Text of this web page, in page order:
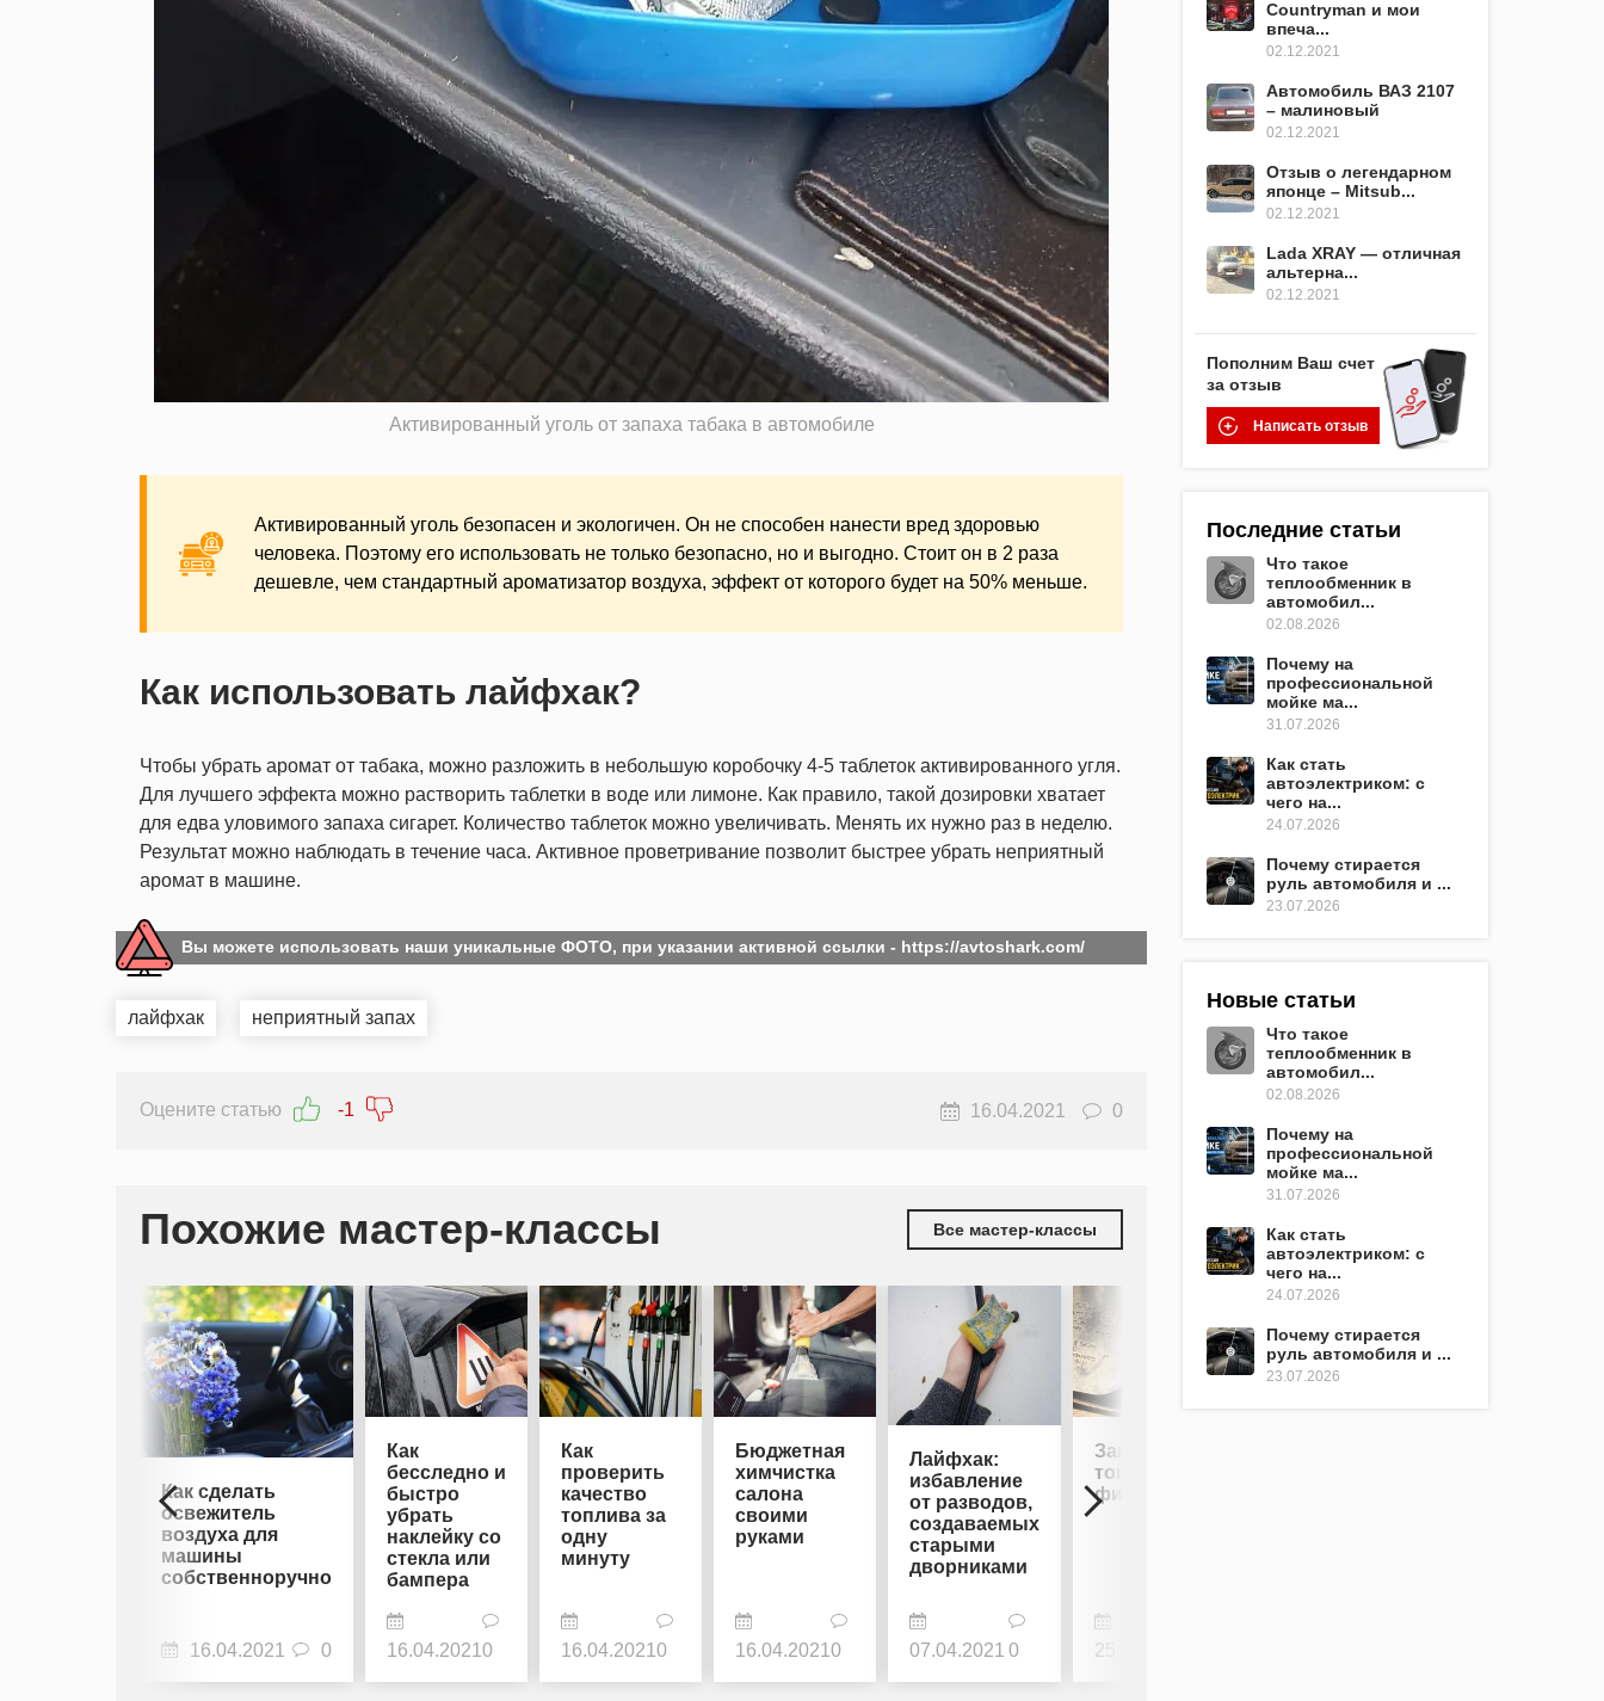
Активированный уголь от запаха табака в автомобиле
Активированный уголь безопасен и экологичен. Он не способен нанести вред здоровью
человека. Поэтому его использовать не только безопасно, но и выгодно. Стоит он в 2 раза
дешевле, чем стандартный ароматизатор воздуха, эффект от которого будет на 50% меньше.
Как использовать лайфхак?
Чтобы убрать аромат от табака, можно разложить в небольшую коробочку 4-5 таблеток активированного угля.
Для лучшего эффекта можно растворить таблетки в воде или лимоне. Как правило, такой дозировки хватает
для едва уловимого запаха сигарет. Количество таблеток можно увеличивать. Менять их нужно раз в неделю.
Результат можно наблюдать в течение часа. Активное проветривание позволит быстрее убрать неприятный
аромат в машине.
Вы можете использовать наши уникальные ФОТО, при указании активной ссылки - https://avtoshark.com/
лайфхак неприятный запах
Оцените статью -1 16.04.2021 0
Похожие мастер-классы Все мастер-классы
Как сделать
освежитель
воздуха для
машины
собственноручно
16.04.2021 0
Как
бесследно и
быстро
убрать
наклейку со
стекла или
бампера
16.04.20210
Как
проверить
качество
топлива за
одну
минуту
16.04.20210
Бюджетная
химчистка
салона
своими
руками
16.04.20210
Лайфхак:
избавление
от разводов,
создаваемых
старыми
дворниками
07.04.2021 0
Замена
топливного
фильтра
25.04.2020
Countryman и мои
впеча...
02.12.2021
Автомобиль ВАЗ 2107
– малиновый
02.12.2021
Отзыв о легендарном
японце – Mitsub...
02.12.2021
Lada XRAY — отличная
альтерна...
02.12.2021
Пополним Ваш счет
за отзыв
Написать отзыв
Последние статьи
Что такое
теплообменник в
автомобил...
02.08.2026
Почему на
профессиональной
мойке ма...
31.07.2026
Как стать
автоэлектриком: с
чего на...
24.07.2026
Почему стирается
руль автомобиля и ...
23.07.2026
Новые статьи
Что такое
теплообменник в
автомобил...
02.08.2026
Почему на
профессиональной
мойке ма...
31.07.2026
Как стать
автоэлектриком: с
чего на...
24.07.2026
Почему стирается
руль автомобиля и ...
23.07.2026